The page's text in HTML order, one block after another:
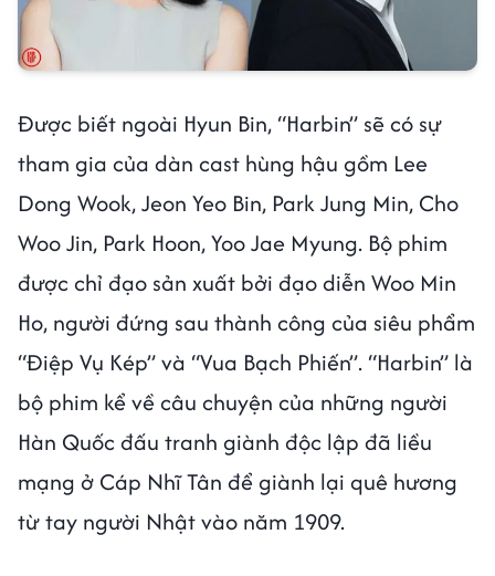
Được biết ngoài Hyun Bin, “Harbin” sẽ có sự
tham gia của dàn cast hùng hậu gồm Lee
Dong Wook, Jeon Yeo Bin, Park Jung Min, Cho
Woo Jin, Park Hoon, Yoo Jae Myung. Bộ phim
được chỉ đạo sản xuất bởi đạo diễn Woo Min
Ho, người đứng sau thành công của siêu phẩm
“Điệp Vụ Kép” và “Vua Bạch Phiến”. “Harbin” là
bộ phim kể về câu chuyện của những người
Hàn Quốc đấu tranh giành độc lập đã liều
mạng ở Cáp Nhĩ Tân để giành lại quê hương
từ tay người Nhật vào năm 1909.